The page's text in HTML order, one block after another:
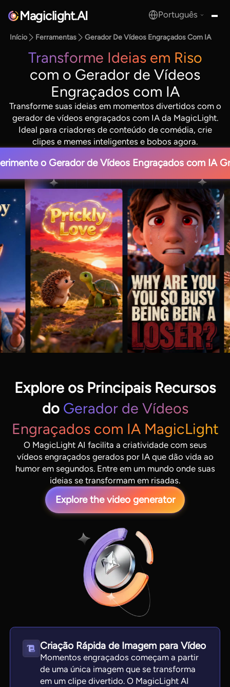
Magiclight.AI
View all tools
Português
Início Ferramentas Gerador De Vídeos Engraçados Com IA
Transforme Ideias em Riso
com o Gerador de Vídeos
Engraçados com IA
Transforme suas ideias em momentos divertidos com o
gerador de vídeos engraçados com IA da MagicLight.
Ideal para criadores de conteúdo de comédia, crie
clipes e memes inteligentes e bobos agora.
o Gerador de Vídeos Engraçados com IA
Explore os Principais Recursos
do Gerador de Vídeos
Engraçados com IA MagicLight
O MagicLight AI facilita a criatividade com seus
vídeos engraçados gerados por IA que dão vida ao
humor em segundos. Entre em um mundo onde suas
ideias se transformam em risadas.
Explore the video generator
Criação Rápida de Imagem para Vídeo
Momentos engraçados começam a partir
de uma única imagem que se transforma
em um clipe divertido. O MagicLight AI